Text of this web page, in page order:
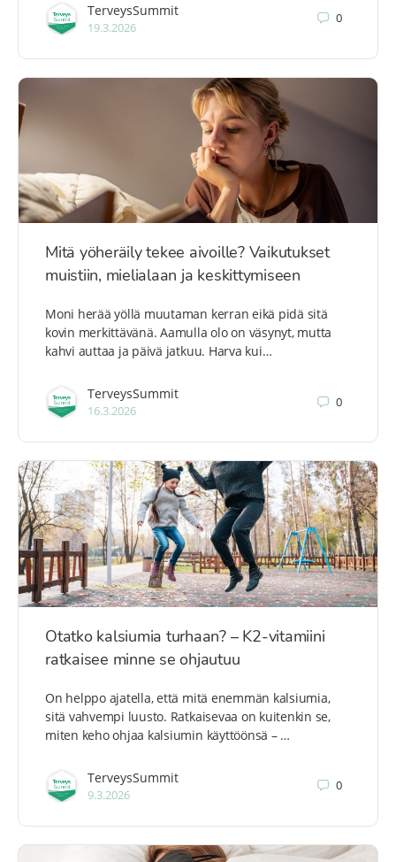
TerveysSummit
19.3.2026
0
Mitä yöheräily tekee aivoille? Vaikutukset
muistiin, mielialaan ja keskittymiseen
Moni herää yöllä muutaman kerran eikä pidä sitä
kovin merkittävänä. Aamulla olo on väsynyt, mutta
kahvi auttaa ja päivä jatkuu. Harva kui…
TerveysSummit
16.3.2026
0
Otatko kalsiumia turhaan? – K2-vitamiini
ratkaisee minne se ohjautuu
On helppo ajatella, että mitä enemmän kalsiumia,
sitä vahvempi luusto. Ratkaisevaa on kuitenkin se,
miten keho ohjaa kalsiumin käyttöönsä – …
TerveysSummit
9.3.2026
0